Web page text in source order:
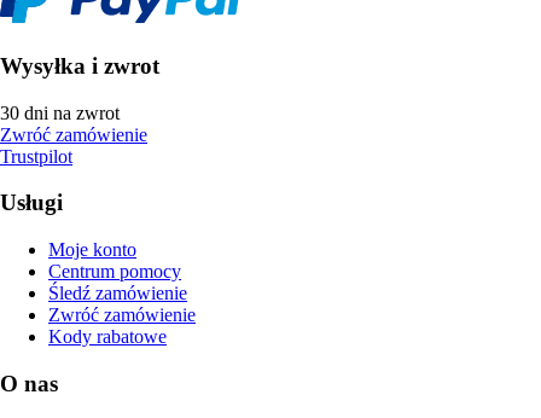
Wysyłka i zwrot
30 dni na zwrot
Zwróć zamówienie
Trustpilot
Usługi
Moje konto
Centrum pomocy
Śledź zamówienie
Zwróć zamówienie
Kody rabatowe
O nas